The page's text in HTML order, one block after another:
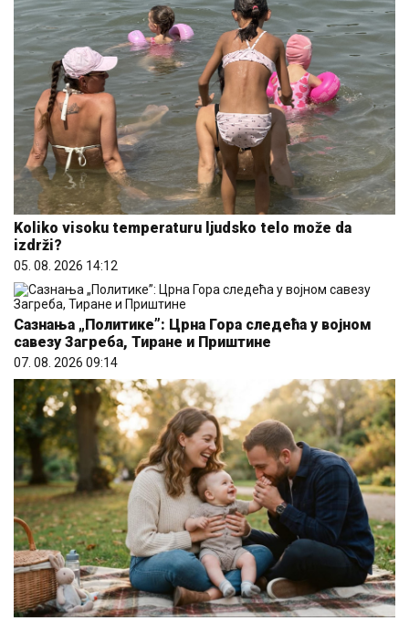
Koliko visoku temperaturu ljudsko telo može da
izdrži?
05. 08. 2026 14:12
Сазнања „Политике”: Црна Гора следећа у војном
савезу Загреба, Тиране и Приштине
07. 08. 2026 09:14